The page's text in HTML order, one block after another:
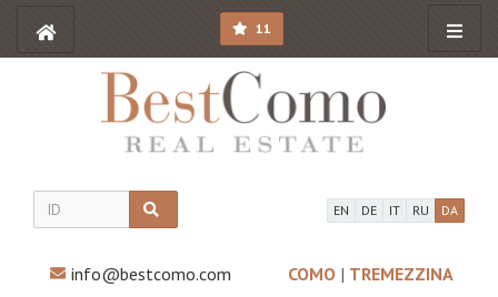
11
EN DE IT RU DA
info@bestcomo.com COMO | TREMEZZINA